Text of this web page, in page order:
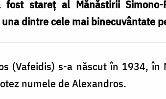
fost stareţ al Mănăstirii
dintre cele mai binecuvântate
(Vafeidis) s-a născut în 1934,
numele de Alexandros.